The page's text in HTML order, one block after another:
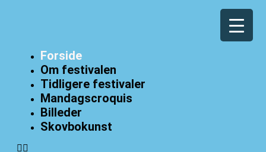
Forside
Om festivalen
Tidligere festivaler
Mandagscroquis
Billeder
Skovbokunst